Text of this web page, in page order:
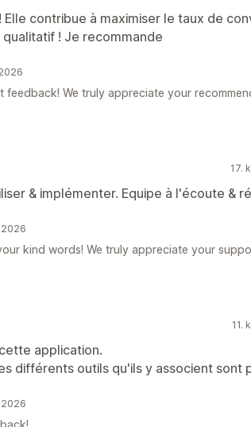
contribue à maximiser le taux de
! Je recommande
We truly appreciate your
17.
& implémenter. Equipe à l'écoute &
2026
kind words! We truly appreciate your
11.
application.
différents outils qu'ils y associent sont
2026